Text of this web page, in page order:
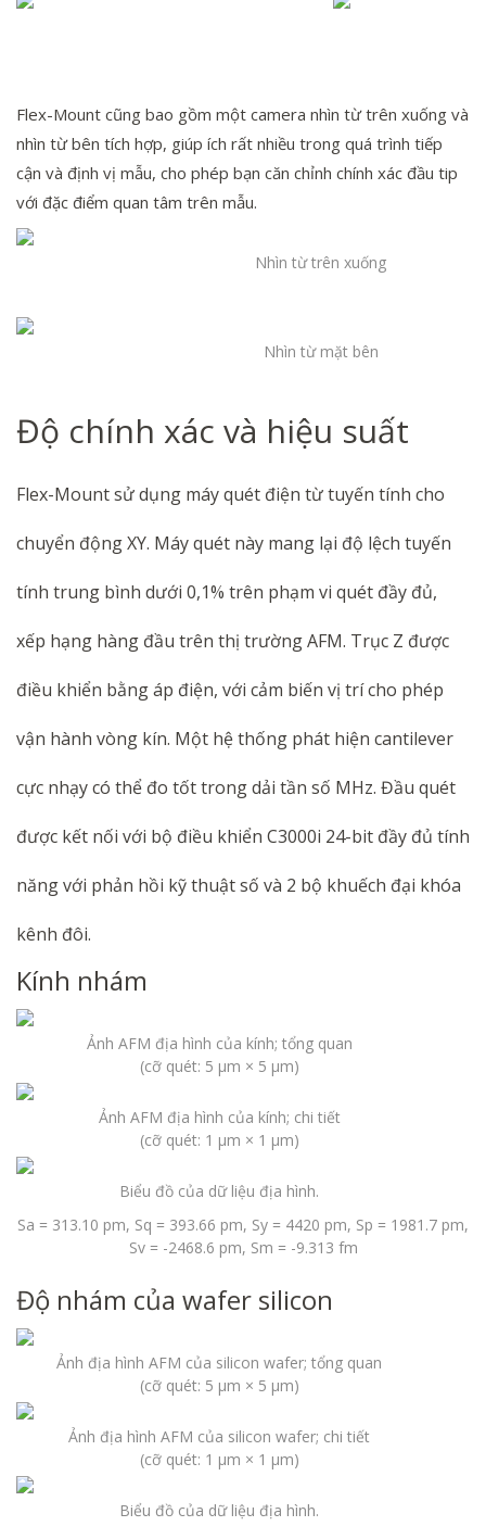
Flex-Mount cũng bao gồm một camera nhìn từ trên xuống và
nhìn từ bên tích hợp, giúp ích rất nhiều trong quá trình tiếp
cận và định vị mẫu, cho phép bạn căn chỉnh chính xác đầu tip
với đặc điểm quan tâm trên mẫu.
Nhìn từ trên xuống
Nhìn từ mặt bên
Độ chính xác và hiệu suất
Flex-Mount sử dụng máy quét điện từ tuyến tính cho
chuyển động XY. Máy quét này mang lại độ lệch tuyến
tính trung bình dưới 0,1% trên phạm vi quét đầy đủ,
xếp hạng hàng đầu trên thị trường AFM. Trục Z được
điều khiển bằng áp điện, với cảm biến vị trí cho phép
vận hành vòng kín. Một hệ thống phát hiện cantilever
cực nhạy có thể đo tốt trong dải tần số MHz. Đầu quét
được kết nối với bộ điều khiển C3000i 24-bit đầy đủ tính
năng với phản hồi kỹ thuật số và 2 bộ khuếch đại khóa
kênh đôi.
Kính nhám
Ảnh AFM địa hình của kính; tổng quan
(cỡ quét: 5 µm × 5 µm)
Ảnh AFM địa hình của kính; chi tiết
(cỡ quét: 1 µm × 1 µm)
Biểu đồ của dữ liệu địa hình.
Sa = 313.10 pm, Sq = 393.66 pm, Sy = 4420 pm, Sp = 1981.7 pm,
Sv = -2468.6 pm, Sm = -9.313 fm
Độ nhám của wafer silicon
Ảnh địa hình AFM của silicon wafer; tổng quan
(cỡ quét: 5 µm × 5 µm)
Ảnh địa hình AFM của silicon wafer; chi tiết
(cỡ quét: 1 µm × 1 µm)
Biểu đồ của dữ liệu địa hình.